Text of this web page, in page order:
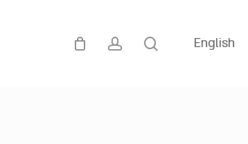
English
search
account